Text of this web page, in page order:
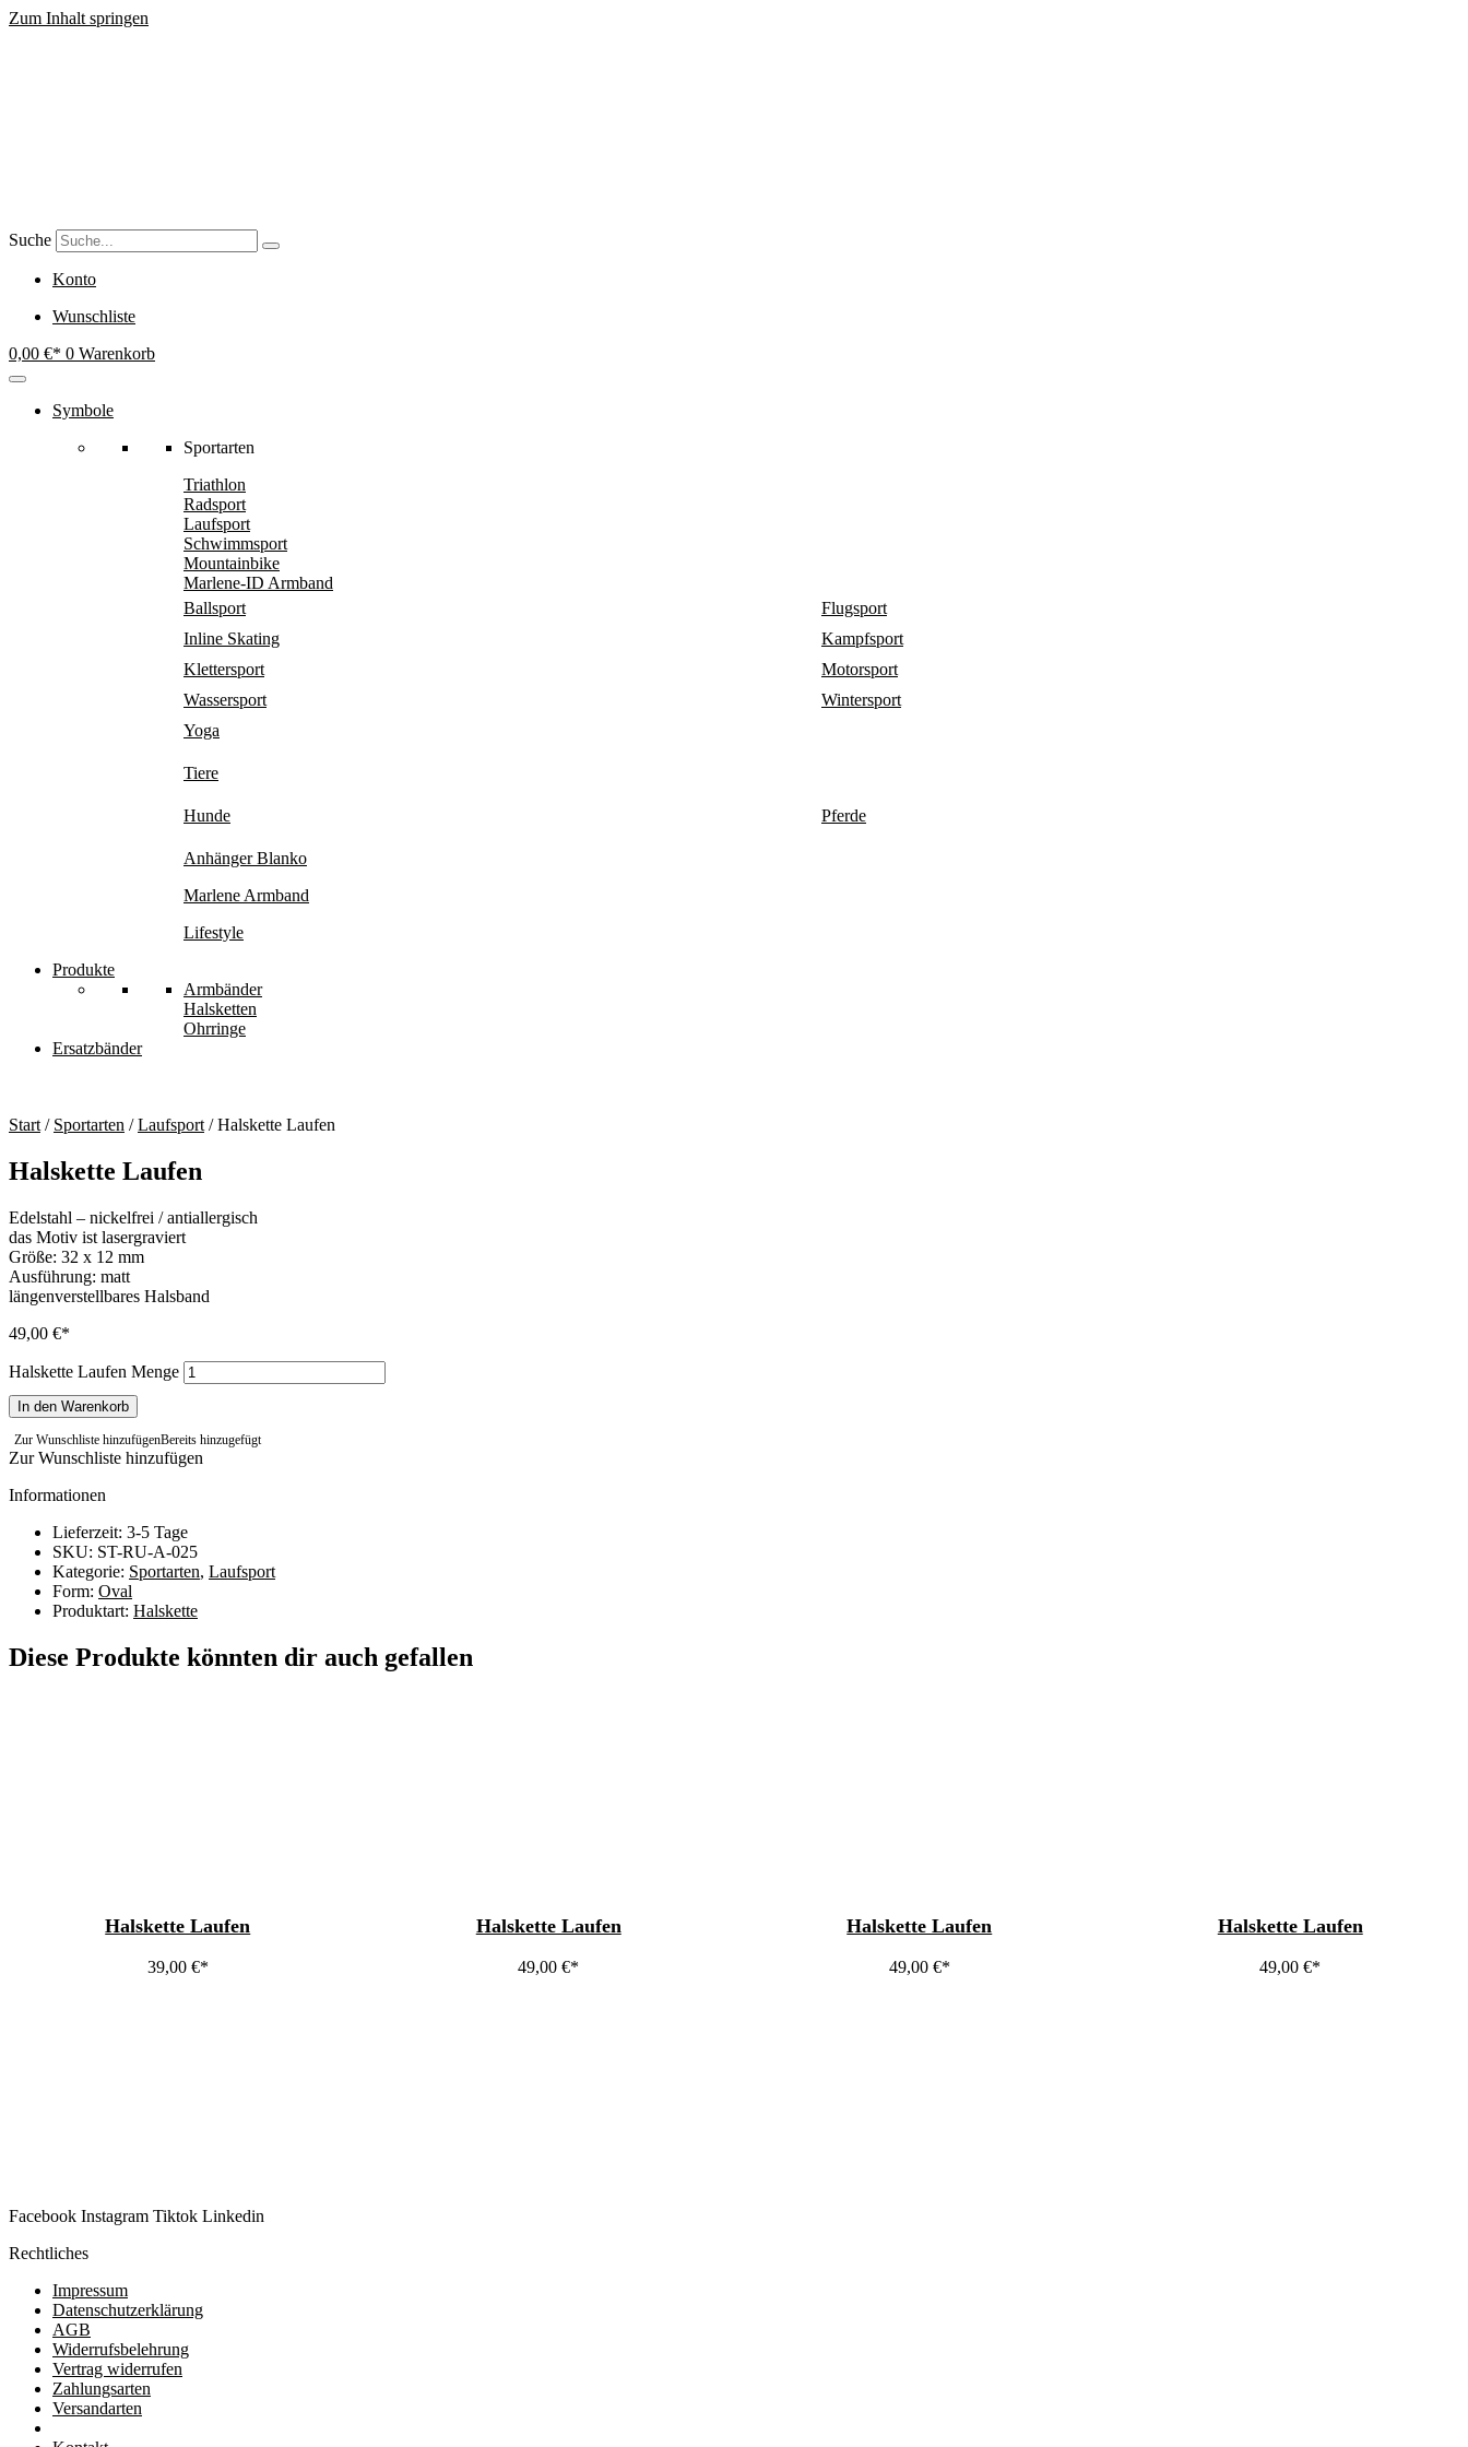
Zum Inhalt springen
Suche
Konto
Wunschliste
0,00 € 0 Warenkorb
Symbole
Sportarten
Triathlon
Radsport
Laufsport
Schwimmsport
Mountainbike
Marlene-ID Armband
Ballsport
Flugsport
Inline Skating
Kampfsport
Klettersport
Motorsport
Wassersport
Wintersport
Yoga
Tiere
Hunde Pferde
Anhänger Blanko
Marlene Armband
Lifestyle
Produkte
Armbänder
Halsketten
Ohrringe
Ersatzbänder
Start / Sportarten /Laufsport / Halskette Laufen
Halskette Laufen
Edelstahl – nickelfrei / antiallergisch
das Motiv ist lasergraviert
Größe: 32 x 12 mm
Ausführung: matt
längenverstellbares Halsband
49,00 €
Halskette Laufen Menge
In den Warenkorb
Zur Wunschliste hinzufügenBereits hinzugefügt
Zur Wunschliste hinzufügen
Informationen
Lieferzeit: 3-5 Tage
SKU: ST-RU-A-025
Kategorie: Sportarten, Laufsport
Form: Oval
Produktart: Halskette
Diese Produkte könnten dir auch gefallen
Halskette Laufen
39,00 €
Halskette Laufen
49,00€
Halskette Laufen
49,00 €
Halskette Laufen
49,00€
Facebook Instagram Tiktok Linkedin
Rechtliches
Impressum
Datenschutzerklärung
AGB
Widerrufsbelehrung
Vertrag widerrufen
Zahlungsarten
Versandarten